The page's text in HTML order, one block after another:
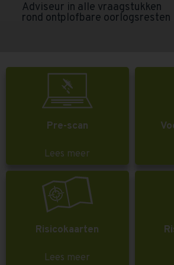
Adviseur in alle vraagstukken
rond ontplofbare oorlogsresten
Pre-scan
Lees meer
Risicokaarten
Lees meer